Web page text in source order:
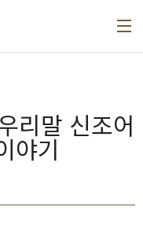
리말 신조어
야기